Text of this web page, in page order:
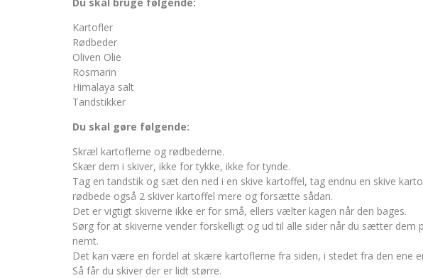
Kartofler
Rødbeder
Oliven Olie
Rosmarin
Himalaya salt
Tandstikker
Du skal gøre følgende:
Skræl kartoflerne og rødbederne.
Skær dem i skiver, ikke for tykke, ikke for tynde.
Tag en tandstik og sæt den ned i en skive kartoffel, tag endnu en skive
rødbede også 2 skiver kartoffel mere og forsætte sådan.
Det er vigtigt skiverne ikke er for små, ellers vælter kagen når den bages.
Sørg for at skiverne vender forskelligt og ud til alle sider når du sætter dem
nemt.
Det kan være en fordel at skære kartoflerne fra siden, i stedet fra den ene
Så får du skiver der er lidt større.